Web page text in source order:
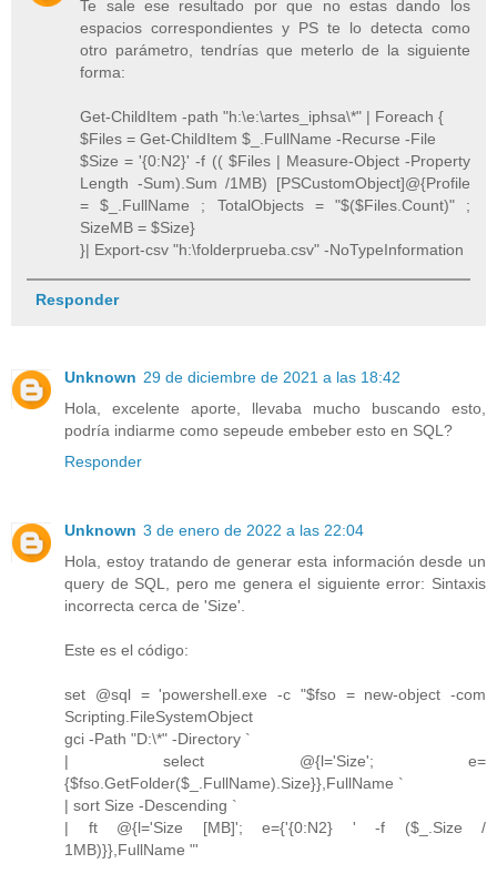
Te sale ese resultado por que no estas dando los
espacios correspondientes y PS te lo detecta como
otro parámetro, tendrías que meterlo de la siguiente
forma:
Get-ChildItem -path "h:\e:\artes_iphsa\*" | Foreach {
$Files = Get-ChildItem $_.FullName -Recurse -File
$Size = '{0:N2}' -f (( $Files | Measure-Object -Property
Length -Sum).Sum /1MB) [PSCustomObject]@{Profile
= $_.FullName ; TotalObjects = "$($Files.Count)" ;
SizeMB = $Size}
}| Export-csv "h:\folderprueba.csv" -NoTypeInformation
Responder
Unknown 29 de diciembre de 2021 a las 18:42
Hola, excelente aporte, llevaba mucho buscando esto,
podría indiarme como sepeude embeber esto en SQL?
Responder
Unknown 3 de enero de 2022 a las 22:04
Hola, estoy tratando de generar esta información desde un
query de SQL, pero me genera el siguiente error: Sintaxis
incorrecta cerca de 'Size'.
Este es el código:
set @sql = 'powershell.exe -c "$fso = new-object -com
Scripting.FileSystemObject
gci -Path "D:\*" -Directory `
| select @{l='Size'; e=
{$fso.GetFolder($_.FullName).Size}},FullName `
| sort Size -Descending `
| ft @{l='Size [MB]'; e={'{0:N2} ' -f ($_.Size /
1MB)}},FullName "'